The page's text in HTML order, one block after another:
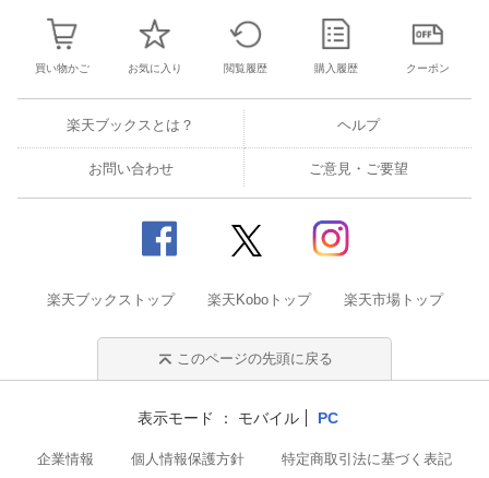
買い物かご お気に入り 閲覧履歴 購入履歴 クーポン
楽天ブックスとは？ ヘルプ
お問い合わせ ご意見・ご要望
楽天ブックストップ 楽天Koboトップ 楽天市場トップ
このページの先頭に戻る
表示モード モバイル PC
企業情報 個人情報保護方針 特定商取引法に基づく表記